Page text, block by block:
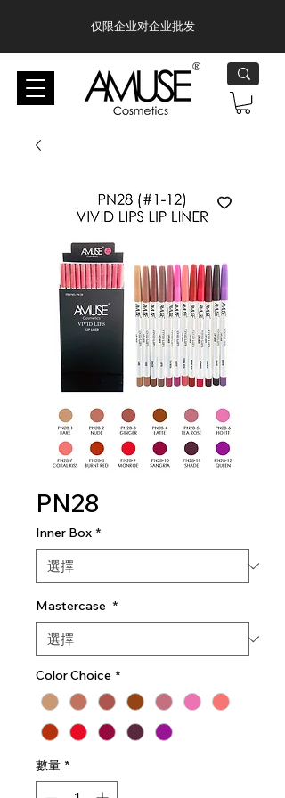
仅限企业对企业批发
PN28
Inner Box *
Mastercase *
Color Choice *
數量 *